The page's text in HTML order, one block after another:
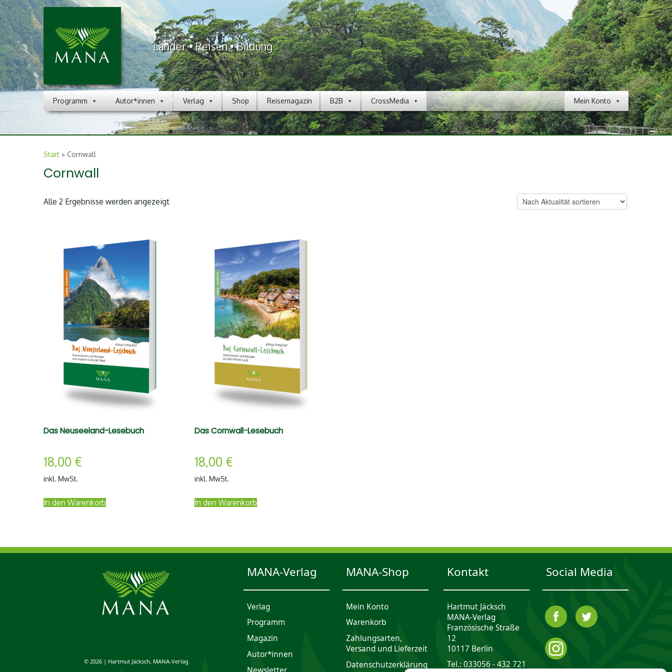
Länder • Reisen • Bildung
Programm Autor*innen Verlag Shop Reisemagazin B2B Mein Konto
CrossMedia
Start » Cornwall
Cornwall
Alle 2 Ergebnisse werden angezeigtNach
Das Neuseeland-Lesebuch
18,00 €
inkl. MwSt.
In den Warenkorb
Das Cornwall-Lesebuch
18,00 €
inkl. MwSt.
In den Warenkorb
© 2026 | Hartmut Jäcksch, MANA-Verlag
MANA-Verlag
Verlag
Programm
Magazin
Autor*innen
MANA-Shop
Mein Konto
Waren­korb
Zahlungsarten,
Versand und Lieferzeit
Daten­schutz­er­klärung
Kontakt
Hartmut Jäcksch
MANA-Verlag
Französische Straße
12
10117 Berlin
Tel.: 033056 - 432 721
Social Media